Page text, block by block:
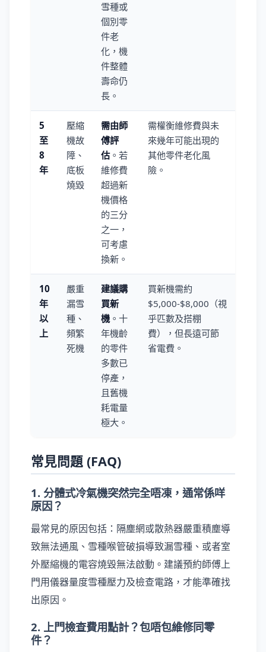
雪種或
個別零
件老
化，機
件整體
壽命仍
長。
5
至
8
年
壓縮
機故
障、
底板
燒毀
需由師
傅評
估。若
維修費
超過新
機價格
的三分
之一，
可考慮
換新。
需權衡維修費與未
來幾年可能出現的
其他零件老化風
險。
10
年
以
上
嚴重
漏雪
種、
頻繁
死機
建議購
買新
機。十
年機齡
的零件
多數已
停產，
且舊機
耗電量
極大。
買新機需約
$5,000-$8,000（視
乎匹數及搭棚
費），但長遠可節
省電費。
常見問題 (FAQ)
1. 分體式冷氣機突然完全唔凍，通常係咩
原因？
最常見的原因包括：隔塵網或散熱器嚴重積塵導
致無法通風、雪種喉管破損導致漏雪種、或者室
外壓縮機的電容燒毀無法啟動。建議預約師傅上
門用儀器量度雪種壓力及檢查電路，才能準確找
出原因。
2. 上門檢查費用點計？包唔包維修同零
件？